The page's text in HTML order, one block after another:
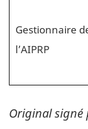
Gestionnaire
l’AIPRP
Original signé